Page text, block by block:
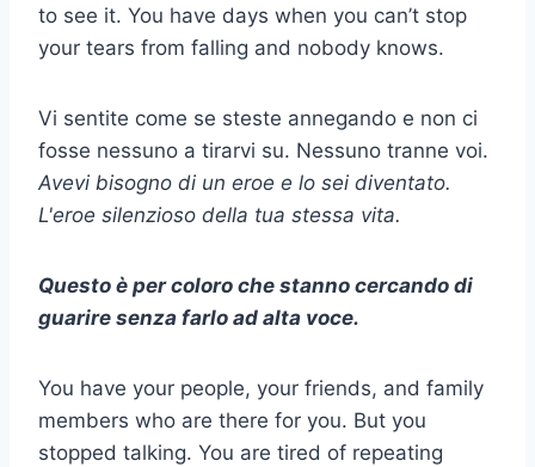
to see it. You have days when you can’t stop
your tears from falling and nobody knows.
Vi sentite come se steste annegando e non ci
fosse nessuno a tirarvi su. Nessuno tranne voi.
Avevi bisogno di un eroe e lo sei diventato.
L'eroe silenzioso della tua stessa vita.
Questo è per coloro che stanno cercando di
guarire senza farlo ad alta voce.
You have your people, your friends, and family
members who are there for you. But you
stopped talking. You are tired of repeating